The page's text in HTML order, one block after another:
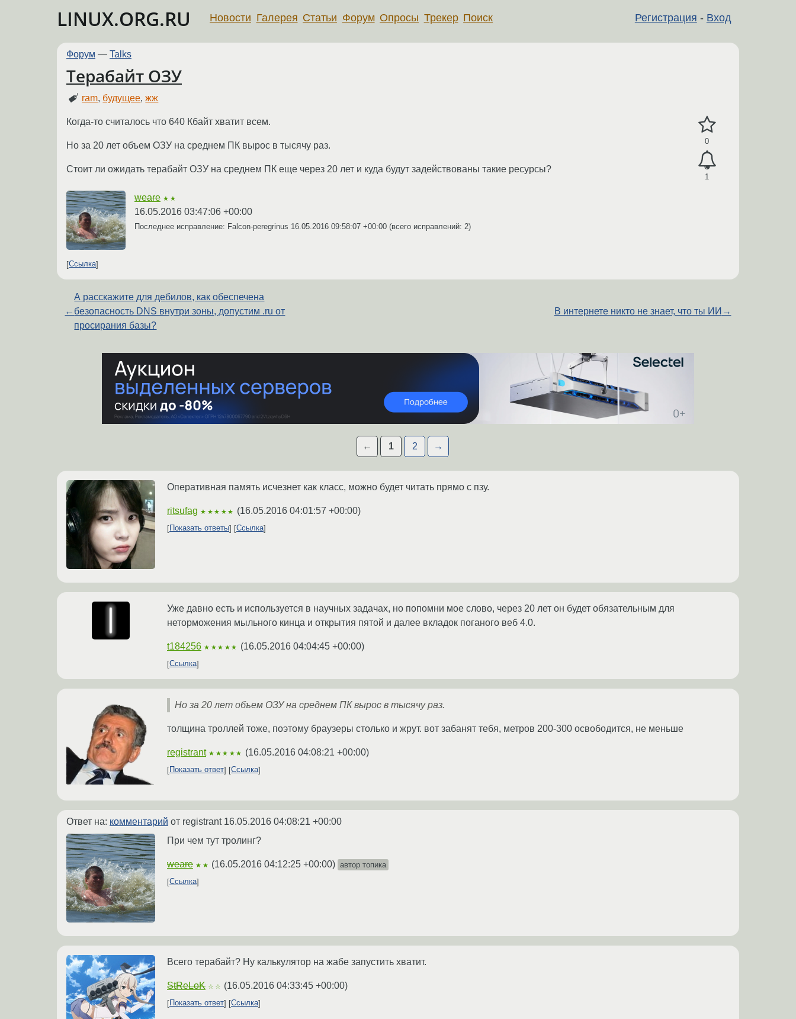
LINUX.ORG.RU Регистрация - Вход
Новости Галерея Статьи Форум Опросы Трекер Поиск
Форум — Talks
Терабайт ОЗУ
ram, будущее,жж
0
1
Когда-то считалось что 640 Кбайт хватит всем.
Но за 20 лет объем ОЗУ на среднем ПК вырос в тысячу раз.
Стоит ли ожидать терабайт ОЗУ на среднем ПК еще через 20 лет и куда будут задействованы такие ресурсы?
weare ★★
16.05.2016 03:47:06 +00:00
Последнее исправление: Falcon-peregrinus 16.05.2016 09:58:07 +00:00 (всего исправлений: 2)
Ссылка
←
А расскажите для дебилов, как обеспечена
безопасность DNS внутри зоны, допустим .ru от
просирания базы?
В интернете никто не знает, что ты ИИ →
← 1 2 →
Оперативная память исчезнет как класс, можно будет читать прямо с пзу.
ritsufag ★★★★★ (16.05.2016 04:01:57 +00:00)
Показать ответы Ссылка
Уже давно есть и используется в научных задачах, но попомни мое слово, через 20 лет он будет обязательным для
неторможения мыльного кинца и открытия пятой и далее вкладок поганого веб 4.0.
t184256 ★★★★★ (16.05.2016 04:04:45 +00:00)
Ссылка
Но за 20 лет объем ОЗУ на среднем ПК вырос в тысячу раз.
толщина троллей тоже, поэтому браузеры столько и жрут. вот забанят тебя, метров 200-300 освободится, не меньше
registrant ★★★★★ (16.05.2016 04:08:21 +00:00)
Показать ответ Ссылка
Ответ на: комментарий от registrant 16.05.2016 04:08:21 +00:00
При чем тут тролинг?
weare ★★ (16.05.2016 04:12:25 +00:00) автор топика
Ссылка
Всего терабайт? Ну калькулятор на жабе запустить хватит.
StReLoK ☆☆ (16.05.2016 04:33:45 +00:00)
Показать ответ Ссылка